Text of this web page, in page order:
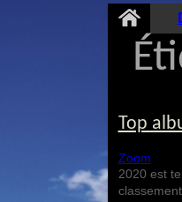
Top
Zoom
2020 est